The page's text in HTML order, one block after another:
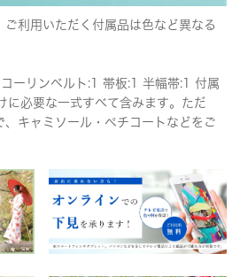
利用いただく付属品は色など異なる
ーリンベルト:1 帯板:1 半幅帯:1 付属
必要な一式すべて含みます。ただ
、キャミソール・ペチコートなどをご